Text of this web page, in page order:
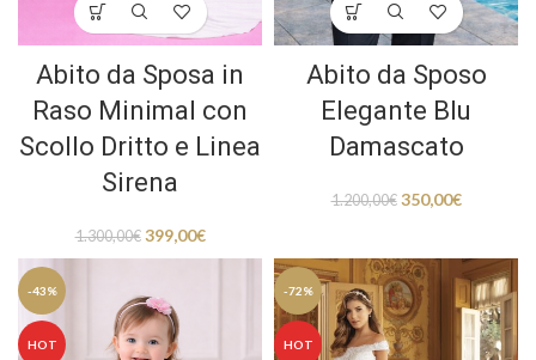
Abito da Sposa in
Raso Minimal con
Scollo Dritto e Linea
Sirena
1.300,00€ 399,00€
Abito da Sposo
Elegante Blu
Damascato
1.200,00€ 350,00€
-43%
HOT
-72%
HOT